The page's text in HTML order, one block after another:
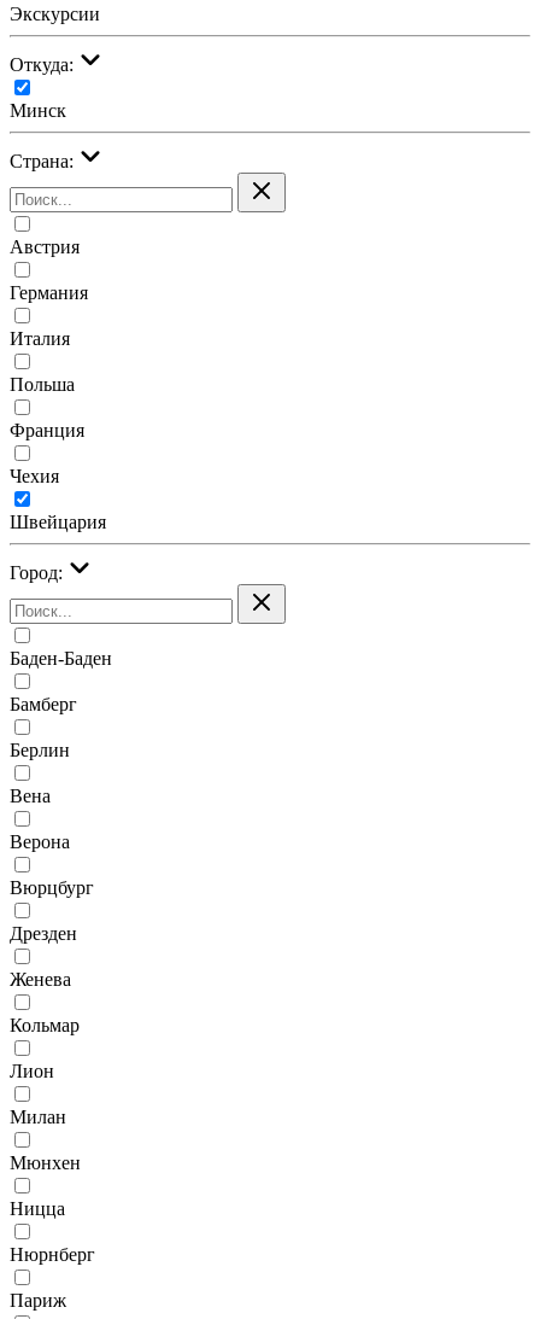
Экскурсии
Откуда:
Минск
Страна:
Австрия
Германия
Италия
Польша
Франция
Чехия
Швейцария
Город:
Баден-Баден
Бамберг
Берлин
Вена
Верона
Вюрцбург
Дрезден
Женева
Кольмар
Лион
Милан
Мюнхен
Ницца
Нюрнберг
Париж